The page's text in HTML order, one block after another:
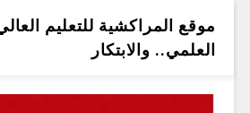
موقع المراكشية للتعليم
العلمي.. والابتكار